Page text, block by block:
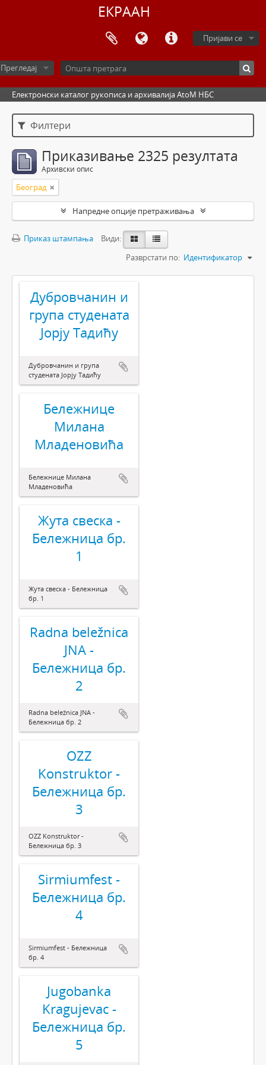
ЕКРААН
Пријави се
Прегледај
Електронски каталог рукописа и архивалија AtoM НБС
Филтери
Приказивање 2325 резултата
Архивски опис
Београд
Напредне опције претраживања
Приказ штампања
Види:
Разврстати по: Идентификатор
Дубровчанин и
група студената
Јорју Тадићу
Дубровчанин и група
студената Јорју Тадићу
Бележнице
Милана
Младеновића
Бележнице Милана
Младеновића
Жута свеска -
Бележница бр.
1
Жута свеска - Бележница
бр. 1
Radna beležnica
JNA -
Бележница бр.
2
Radna beležnica JNA -
Бележница бр. 2
OZZ
Konstruktor -
Бележница бр.
3
OZZ Konstruktor -
Бележница бр. 3
Sirmiumfest -
Бележница бр.
4
Sirmiumfest - Бележница
бр. 4
Jugobanka
Kragujevac -
Бележница бр.
5